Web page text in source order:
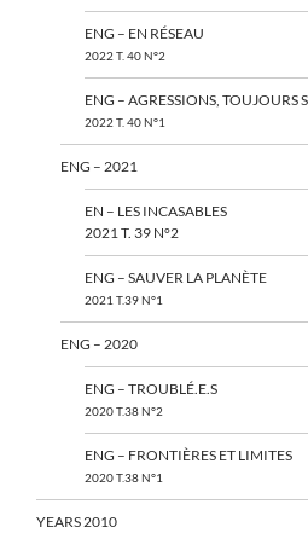
ENG – EN RÉSEAU
2022 T. 40 N°2
ENG – AGRESSIONS, TOUJOURS
2022 T. 40 N°1
ENG – 2021
EN – LES INCASABLES
2021 T. 39 N°2
ENG – SAUVER LA PLANÈTE
2021 T.39 N°1
ENG – 2020
ENG – TROUBLÉ.E.S
2020 T.38 N°2
ENG – FRONTIÈRES ET LIMITES
2020 T.38 N°1
YEARS 2010